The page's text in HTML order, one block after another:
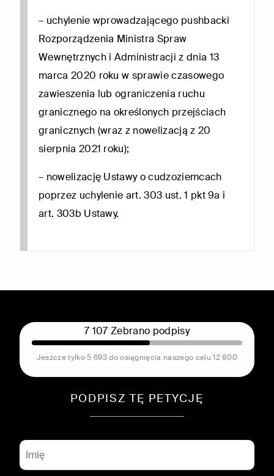
– uchylenie wprowadzającego pushbacki
Rozporządzenia Ministra Spraw
Wewnętrznych i Administracji z dnia 13
marca 2020 roku w sprawie czasowego
zawieszenia lub ograniczenia ruchu
granicznego na określonych przejściach
granicznych (wraz z nowelizacją z 20
sierpnia 2021 roku);
– nowelizację Ustawy o cudzoziemcach
poprzez uchylenie art. 303 ust. 1 pkt 9a i
art. 303b Ustawy.
7 107 Zebrano podpisy
Jeszcze tylko 5 693 do osiągnięcia naszego celu 12 800
PODPISZ TĘ PETYCJĘ